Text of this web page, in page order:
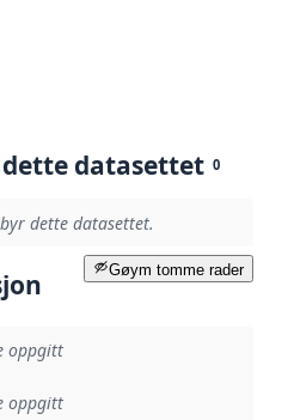
datasettet 0
dette datasettet.
Gøym tomme rader
oppgitt
oppgitt